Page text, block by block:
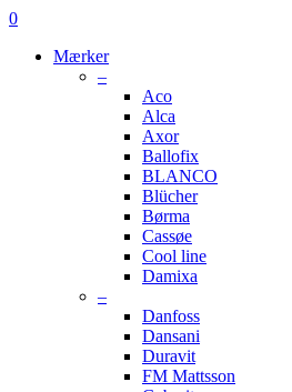
søge
0
Mærker
–
Aco
Alca
Axor
Ballofix
BLANCO
Blücher
Børma
Cassøe
Cool line
Damixa
–
Danfoss
Dansani
Duravit
FM Mattsson